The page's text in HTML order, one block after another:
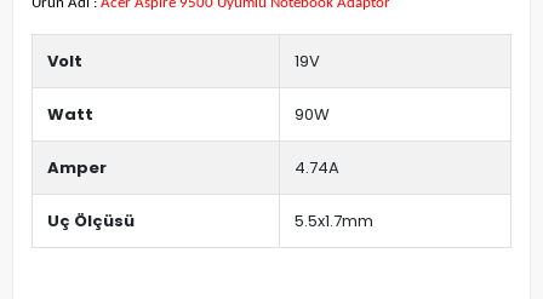
Ürün Adı : Acer Aspire 9500 Uyumlu Notebook Adaptör
Volt 19V
Watt 90W
Amper 4.74A
Uç Ölçüsü 5.5x1.7mm